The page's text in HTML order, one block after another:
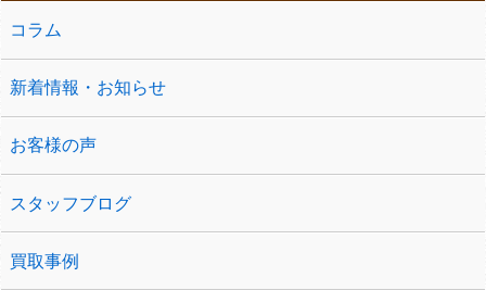
コラム
新着情報・お知らせ
お客様の声
スタッフブログ
買取事例